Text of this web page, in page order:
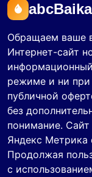
Обращаем ваше
Интернет-сайт
режиме и ни при
публичной
без
понимание. Сайт
Яндекс Метрика
Продолжая
с